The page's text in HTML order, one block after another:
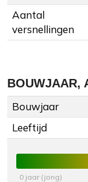
Aantal
versnellingen
BOUWJAAR,
Bouwjaar
Leeftijd
0 jaar (jong)